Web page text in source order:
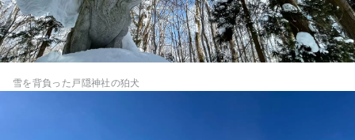
雪を背負った戸隠神社の狛犬